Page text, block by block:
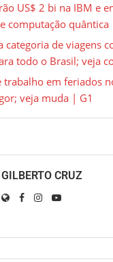
US$ 2 bi na IBM e
computação quântica
categoria de viagens
todo o Brasil; veja
trabalho em feriados
veja muda | G1
GILBERTO CRUZ